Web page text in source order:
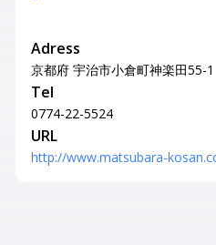
Adress
京都府 宇治市小倉町神楽田55-1
Tel
0774-22-5524
URL
http://www.matsubara-